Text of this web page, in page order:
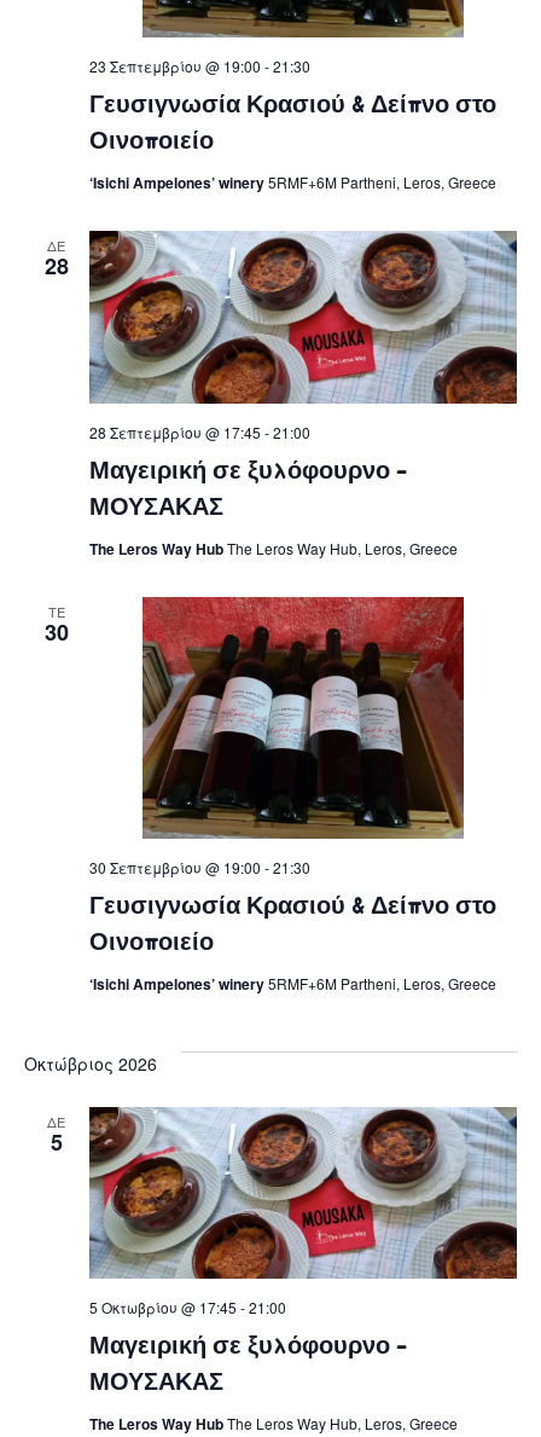
Γευσιγνωσία Κρασιού & Δείπνο στο
Οινοποιείο
23 Σεπτεμβρίου @ 19:00 -21:30
‘Isichi Ampelones’ winery5RMF+6M Partheni, Leros, Greece
ΔΕ
28
Μαγειρική σε ξυλόφουρνο –
ΜΟΥΣΑΚΑΣ
28 Σεπτεμβρίου @ 17:45 -21:00
The Leros Way HubThe Leros Way Hub, Leros, Greece
ΤΕ
30
Γευσιγνωσία Κρασιού & Δείπνο στο
Οινοποιείο
30 Σεπτεμβρίου @ 19:00 -21:30
‘Isichi Ampelones’ winery5RMF+6M Partheni, Leros, Greece
Οκτώβριος 2026
ΔΕ
5
Μαγειρική σε ξυλόφουρνο –
ΜΟΥΣΑΚΑΣ
5 Οκτωβρίου @ 17:45 -21:00
The Leros Way HubThe Leros Way Hub, Leros, Greece